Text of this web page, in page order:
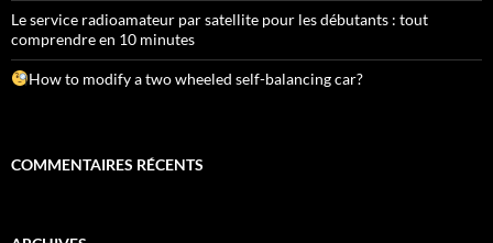
Le service radioamateur par satellite pour les débutants : tout
comprendre en 10 minutes
How to modify a two wheeled self-balancing car?
COMMENTAIRES RÉCENTS